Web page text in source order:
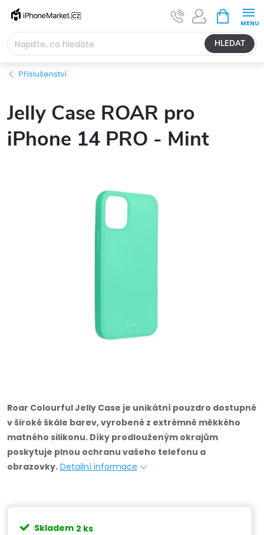
Přejít
obsah
HLEDAT
NÁKUPNÍ
KOŠÍK
Příslušenství
Jelly Case ROAR pro
iPhone 14 PRO - Mint
Roar Colourful Jelly Case je unikátní pouzdro dostupné
v široké škále barev, vyrobené z extrémně měkkého
matného silikonu. Díky prodlouženým okrajům
poskytuje plnou ochranu vašeho telefonu a
obrazovky. Detailní informace
Skladem 2 ks